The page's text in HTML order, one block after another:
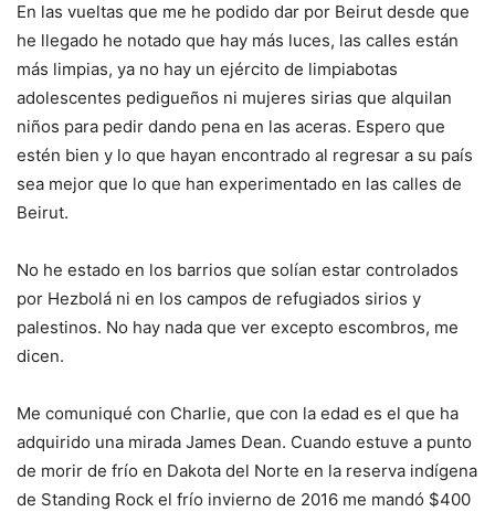
En las vueltas que me he podido dar por Beirut desde que
he llegado he notado que hay más luces, las calles están
más limpias, ya no hay un ejército de limpiabotas
adolescentes pedigueños ni mujeres sirias que alquilan
niños para pedir dando pena en las aceras. Espero que
estén bien y lo que hayan encontrado al regresar a su país
sea mejor que lo que han experimentado en las calles de
Beirut.
No he estado en los barrios que solían estar controlados
por Hezbolá ni en los campos de refugiados sirios y
palestinos. No hay nada que ver excepto escombros, me
dicen.
Me comuniqué con Charlie, que con la edad es el que ha
adquirido una mirada James Dean. Cuando estuve a punto
de morir de frío en Dakota del Norte en la reserva indígena
de Standing Rock el frío invierno de 2016 me mandó $400